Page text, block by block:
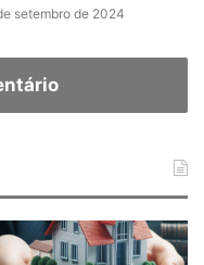
setembro de 2024